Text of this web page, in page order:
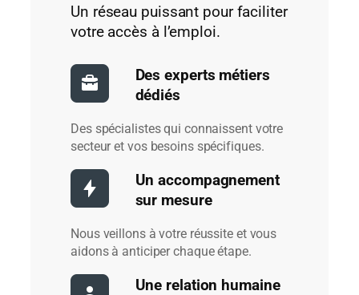
Un réseau puissant pour faciliter
votre accès à l’emploi.
Des experts métiers
dédiés
Des spécialistes qui connaissent votre
secteur et vos besoins spécifiques.
Un accompagnement
sur mesure
Nous veillons à votre réussite et vous
aidons à anticiper chaque étape.
Une relation humaine